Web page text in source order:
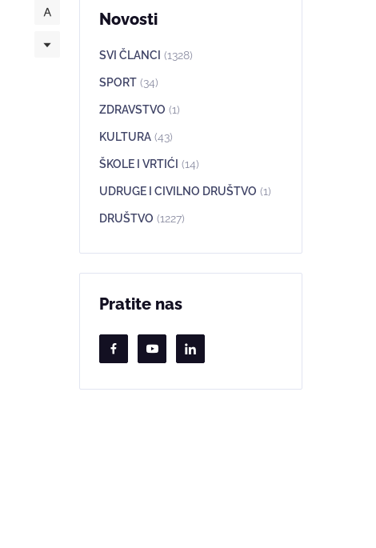
Novosti
SVI ČLANCI (1328)
SPORT (34)
ZDRAVSTVO (1)
KULTURA (43)
ŠKOLE I VRTIĆI (14)
UDRUGE I CIVILNO DRUŠTVO (1)
DRUŠTVO (1227)
Pratite nas